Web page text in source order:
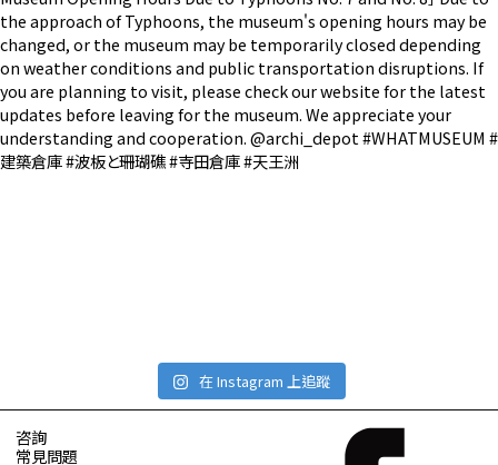
在 Instagram 上追蹤
咨詢
常見問題